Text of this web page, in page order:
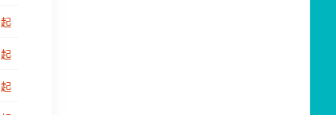
起
起
起